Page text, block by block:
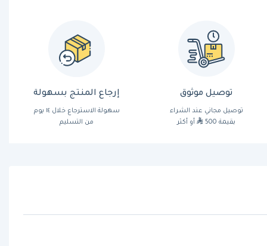
توصيل موثوق
توصيل مجاني عند الشراء
بقيمة 500
أو أكثر
إرجاع المنتج بسهولة
سهولة الاسترجاع خلال ١٤ يوم
من التسليم